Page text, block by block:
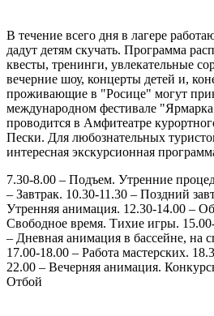
В течение всего дня в лагере
дадут детям скучать. Программа
квесты, тренинги, увлекательные
вечерние шоу, концерты детей и,
проживающие в "Росице" могут
международном фестивале
проводится в Амфитеатре
Пески. Для любознательных
интересная экскурсионная
7.30-8.00 – Подъем. Утренние
– Завтрак. 10.30-11.30 – Поздний
Утренняя анимация. 12.30-14.00 –
Свободное время. Тихие игры.
– Дневная анимация в бассейне, на
17.00-18.00 – Работа мастерских.
22.00 – Вечерняя анимация.
Отбой